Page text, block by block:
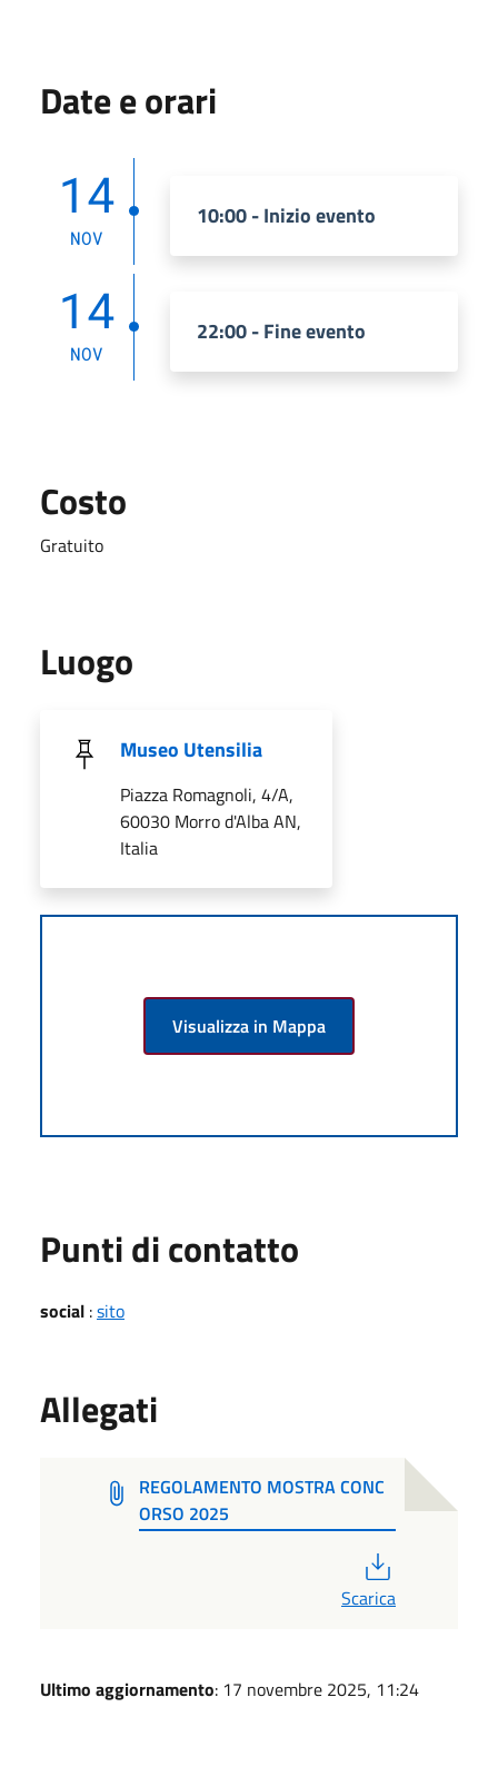
Date e orari
14
NOV
10:00 - Inizio evento
14
NOV
22:00 - Fine evento
Costo
Gratuito
Luogo
Museo Utensilia
Piazza Romagnoli, 4/A,
60030 Morro d'Alba AN,
Italia
Visualizza in Mappa
Punti di contatto
social :sito
Allegati
REGOLAMENTO MOSTRA CONC
ORSO 2025
Scarica
Ultimo aggiornamento: 17 novembre 2025, 11:24